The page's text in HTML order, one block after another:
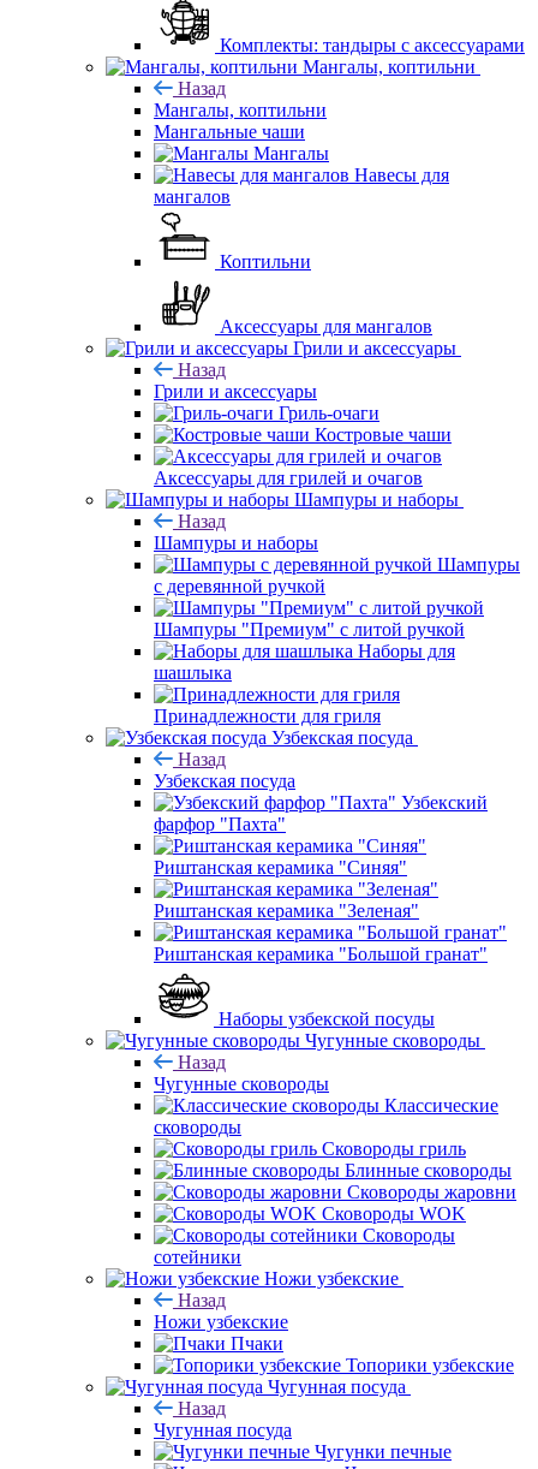
Комплекты: тандыры с аксессуарами
Мангалы, коптильни
Назад
Мангалы, коптильни
Мангальные чаши
Мангалы
Навесы для
мангалов
Коптильни
Аксессуары для мангалов
Грили и аксессуары
Назад
Грили и аксессуары
Гриль-очаги
Костровые чаши
Аксессуары для грилей и очагов
Шампуры и наборы
Назад
Шампуры и наборы
Шампуры
с деревянной ручкой
Шампуры "Премиум" с литой ручкой
Наборы для
шашлыка
Принадлежности для гриля
Узбекская посуда
Назад
Узбекская посуда
Узбекский
фарфор "Пахта"
Риштанская керамика "Синяя"
Риштанская керамика "Зеленая"
Риштанская керамика "Большой гранат"
Наборы узбекской посуды
Чугунные сковороды
Назад
Чугунные сковороды
Классические
сковороды
Сковороды гриль
Блинные сковороды
Сковороды жаровни
Сковороды WOK
Сковороды
сотейники
Ножи узбекские
Назад
Ножи узбекские
Пчаки
Топорики узбекские
Чугунная посуда
Назад
Чугунная посуда
Чугунки печные